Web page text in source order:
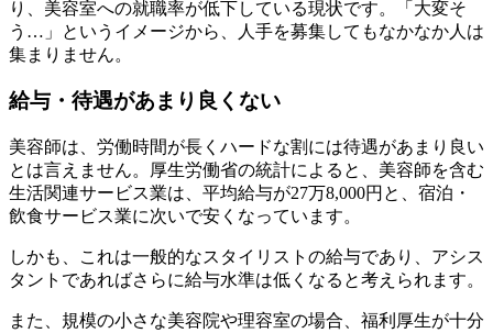
り、美容室への就職率が低下している現状です。「大変そ
う…」というイメージから、人手を募集してもなかなか人は
集まりません。
給与・待遇があまり良くない
美容師は、労働時間が長くハードな割には待遇があまり良い
とは言えません。厚生労働省の統計によると、美容師を含む
生活関連サービス業は、平均給与が27万8,000円と、宿泊・
飲食サービス業に次いで安くなっています。
しかも、これは一般的なスタイリストの給与であり、アシス
タントであればさらに給与水準は低くなると考えられます。
また、規模の小さな美容院や理容室の場合、福利厚生が十分